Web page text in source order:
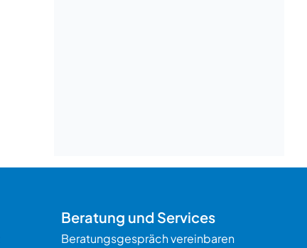
Beratung und Services
Beratungsgespräch vereinbaren